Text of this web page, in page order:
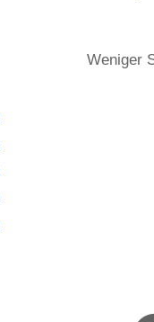
Weniger